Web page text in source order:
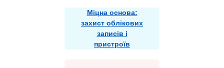
Міцна основа:
захист облікових
записів і
пристроїв